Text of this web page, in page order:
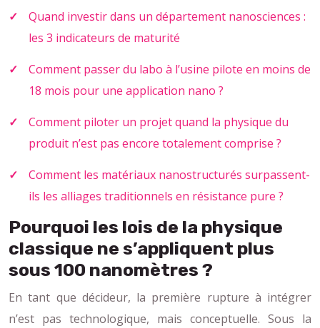
Quand investir dans un département nanosciences :
les 3 indicateurs de maturité
Comment passer du labo à l’usine pilote en moins de
18 mois pour une application nano ?
Comment piloter un projet quand la physique du
produit n’est pas encore totalement comprise ?
Comment les matériaux nanostructurés surpassent-
ils les alliages traditionnels en résistance pure ?
Pourquoi les lois de la physique
classique ne s’appliquent plus
sous 100 nanomètres ?
En tant que décideur, la première rupture à intégrer
n’est pas technologique, mais conceptuelle. Sous la